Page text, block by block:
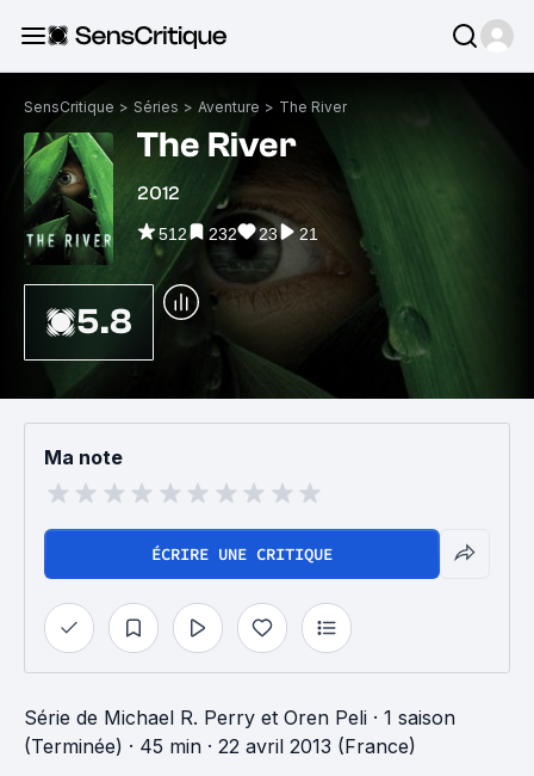
SensCritique > Séries > Aventure > The River
The River
2012
512 232 23 21
5.8
Ma note
ÉCRIRE UNE CRITIQUE
Série de Michael R. Perry et Oren Peli · 1 saison
(Terminée) · 45 min · 22 avril 2013 (France)